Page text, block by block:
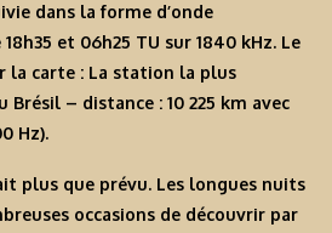
dans la forme d’onde
et 06h25 TU sur 1840 kHz. Le
la carte : La station la plus
– distance : 10 225 km avec
Hz).
plus que prévu. Les longues nuits
occasions de découvrir par